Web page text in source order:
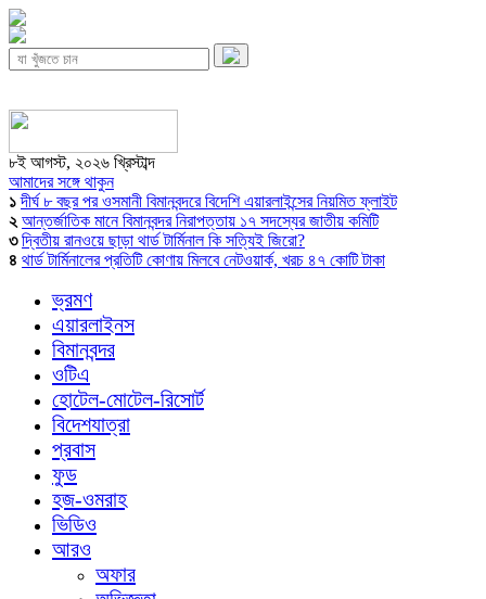
৮ই আগস্ট, ২০২৬ খ্রিস্টাব্দ
আমাদের সঙ্গে থাকুন
১ দীর্ঘ ৮ বছর পর ওসমানী বিমানবন্দরে বিদেশি এয়ারলাইন্সের নিয়মিত ফ্লাইট
২ আন্তর্জাতিক মানে বিমানবন্দর নিরাপত্তায় ১৭ সদস্যের জাতীয় কমিটি
৩ দ্বিতীয় রানওয়ে ছাড়া থার্ড টার্মিনাল কি সত্যিই জিরো?
৪ থার্ড টার্মিনালের প্রতিটি কোণায় মিলবে নেটওয়ার্ক, খরচ ৪৭ কোটি টাকা
ভ্রমণ
এয়ারলাইনস
বিমানবন্দর
ওটিএ
হোটেল-মোটেল-রিসোর্ট
বিদেশযাত্রা
প্রবাস
ফুড
হজ-ওমরাহ
ভিডিও
আরও
অফার